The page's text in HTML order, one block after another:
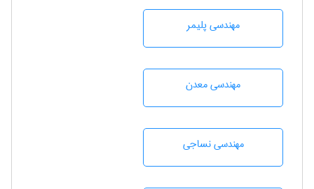
مهندسی پليمر
مهندسی معدن
مهندسي نساجی